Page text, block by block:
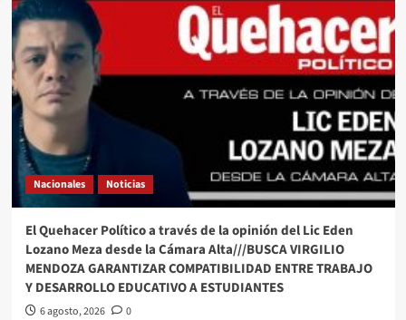
Nacionales Noticias
El Quehacer Político a través de la opinión del Lic Eden
Lozano Meza desde la Cámara Alta///BUSCA VIRGILIO
MENDOZA GARANTIZAR COMPATIBILIDAD ENTRE TRABAJO
Y DESARROLLO EDUCATIVO A ESTUDIANTES
6 agosto, 2026 0